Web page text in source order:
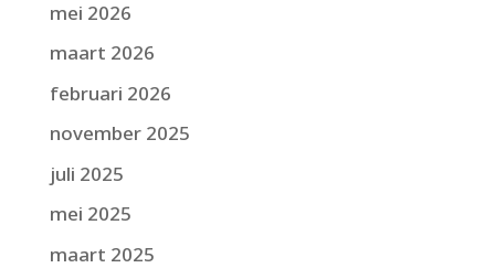
mei 2026
maart 2026
februari 2026
november 2025
juli 2025
mei 2025
maart 2025